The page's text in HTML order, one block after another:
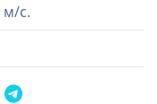
м/с.